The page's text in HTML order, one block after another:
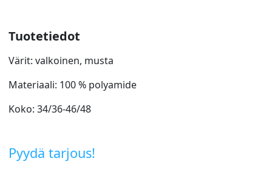
Tuotetiedot
Värit: valkoinen, musta
Materiaali: 100 % polyamide
Koko: 34/36-46/48
Pyydä tarjous!